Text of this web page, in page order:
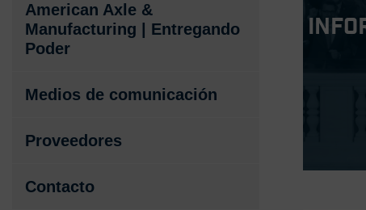
American Axle &
Manufacturing | Entregando
Poder
Medios de comunicación
Proveedores
Contacto